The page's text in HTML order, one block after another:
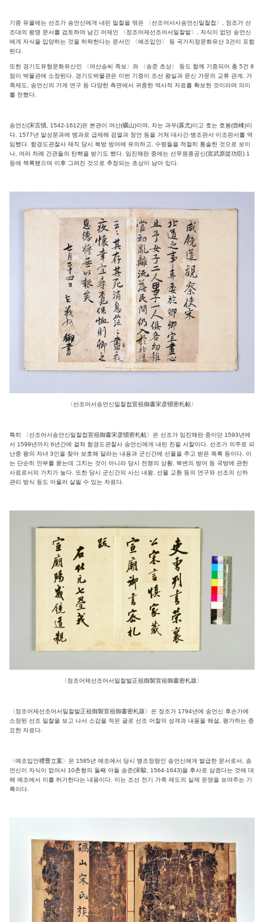
기증 유물에는 선조가 송언신에게 내린 밀찰을 엮은 〈선조어서사송언신밀찰첩〉, 정조가 선
조대의 왕명 문서를 검토하여 남긴 어제인 〈정조어제선조어서밀찰발〉, 자식이 없던 송언신
에게 자식을 입양하는 것을 허락한다는 문서인 〈예조입안〉 등 국가지정문화유산 3건이 포함
된다.
또한 경기도유형문화유산인 〈여산송씨 족보〉와 〈송준 초상〉 등도 함께 기증되어 총 5건 8
점이 박물관에 소장된다. 경기도박물관은 이번 기증이 조선 왕실과 문신 가문의 교류 관계, 가
족제도, 송언신의 가계 연구 등 다양한 측면에서 귀중한 역사적 자료를 확보한 것이라며 의미
를 전했다.
송언신(宋言愼, 1542-1612)은 본관이 여산(礪山)이며, 자는 과우(寡尤)이고 호는 호봉(壺峰)이
다. 1577년 알성문과에 병과로 급제해 검열과 정언 등을 거쳐 대사간·병조판서·이조판서를 역
임했다. 함경도관찰사 재직 당시 북방 방어에 유의하고, 수령들을 적절히 통솔한 것으로 보이
나, 여러 차례 간관들의 탄핵을 받기도 했다. 임진왜란 중에는 선무원종공신(宣武原從功臣) 1
등에 책록됐으며 이후 그려진 것으로 추정되는 초상이 남아 있다.
〈선조어서송언신밀찰첩宣祖御書宋彦愼密札帖〉
특히 〈선조어서송언신밀찰첩宣祖御書宋彦愼密札帖〉은 선조가 임진왜란 중이던 1593년에
서 1599년까지 6년간에 걸쳐 함경도관찰사 송언신에게 내린 친필 서찰이다. 선조가 의주로 피
난중 왕의 자녀 3인을 찾아 보호해 달라는 내용과 군신간에 선물을 주고 받은 목록 등이다. 이
는 단순히 안부를 묻는데 그치는 것이 아니라 당시 전쟁의 상황, 북변의 방어 등 국방에 관한
사료로서의 가치가 높다. 또한 당시 군신간의 사신 내왕, 선물 교환 등의 연구와 선조의 신하
관리 방식 등도 아울러 살필 수 있는 자료다.
〈정조어제선조어서밀찰발正祖御製宣祖御書密札跋〉
〈정조어제선조어서밀찰발正祖御製宣祖御書密札跋〉은 정조가 1794년에 송언신 후손가에
소장된 선조 밀찰을 보고 나서 소감을 적은 글로 선조 어찰의 성격과 내용을 해설, 평가하는 중
요한 자료다.
〈예조입안禮曹立案〉은 1585년 예조에서 당시 병조정랑인 송언신에게 발급한 문서로서, 송
언신이 자식이 없어서 10촌형의 둘째 아들 송준(宋駿, 1564-1643)을 후사로 삼겠다는 것에 대
해 예조에서 이를 허가한다는 내용이다. 이는 조선 전기 가족 제도의 실제 운영을 보여주는 기
록이다.